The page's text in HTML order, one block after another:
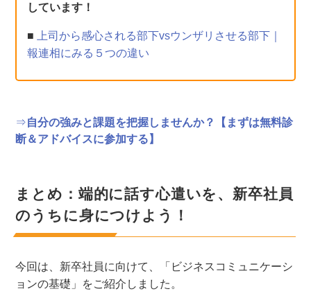
しています！
■
上司から感心される部下vsウンザリさせる部下｜
報連相にみる５つの違い
⇒自分の強みと課題を把握しませんか？【まずは無料診
断＆アドバイスに参加する】
まとめ：端的に話す心遣いを、新卒社員
のうちに身につけよう！
今回は、新卒社員に向けて、「ビジネスコミュニケーシ
ョンの基礎」をご紹介しました。